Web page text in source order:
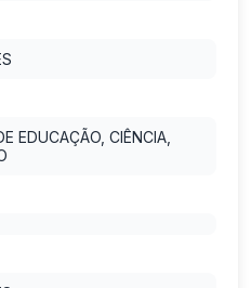
EDUCAÇÃO, CIÊNCIA,